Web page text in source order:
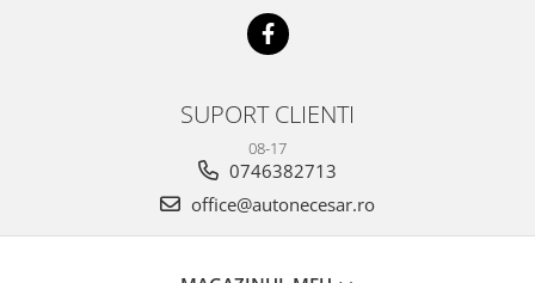
SUPORT CLIENTI
08-17
0746382713
office@autonecesar.ro